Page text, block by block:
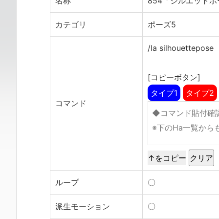
カテゴリ ポーズ5
コマンド
/la silhouettepose
[コピーボタン]
タイプ1
タイプ2
↑をコピー
ループ 〇
派生モーション 〇